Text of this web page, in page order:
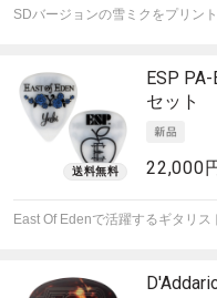
SDバージョンの雪ミクをプリン
ESP
セット
22,000
East Of Edenで活躍するギタリス